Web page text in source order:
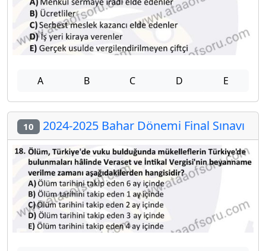
A B C D E
10 2024-2025 Bahar Dönemi Final Sınavı